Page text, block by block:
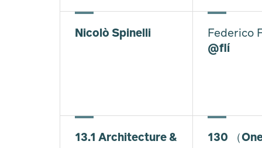
Nicolò Spinelli
Federico
@flí
13.1 Architecture &
130 （